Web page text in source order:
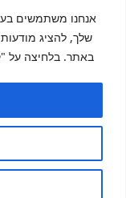
שלך, להציג
באתר. בלחיצה על
התנדבות
קריירה
הכשרות
מדיה ומידע
מה חדש
פודקאסט
צרו קשר